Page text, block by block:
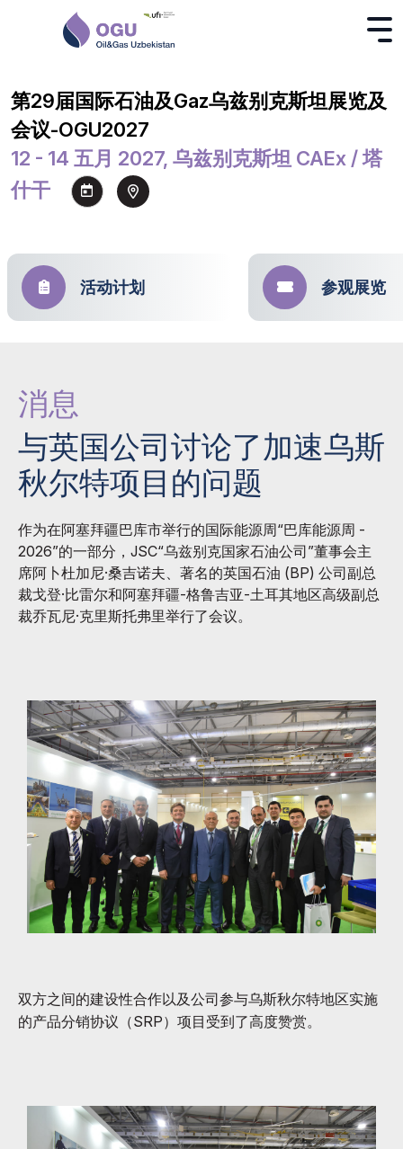
第29届国际石油及Gaz乌兹别克斯坦展览及
会议-OGU2027
12 - 14 五月 2027, 乌兹别克斯坦 CAEx / 塔
什干
活动计划 参观展览
消息
与英国公司讨论了加速乌斯
秋尔特项目的问题
作为在阿塞拜疆巴库市举行的国际能源周“巴库能源周 -
2026”的一部分，JSC“乌兹别克国家石油公司”董事会主
席阿卜杜加尼·桑吉诺夫、著名的英国石油 (BP) 公司副总
裁戈登·比雷尔和阿塞拜疆-格鲁吉亚-土耳其地区高级副总
裁乔瓦尼·克里斯托弗里举行了会议。
双方之间的建设性合作以及公司参与乌斯秋尔特地区实施
的产品分销协议（SRP）项目受到了高度赞赏。